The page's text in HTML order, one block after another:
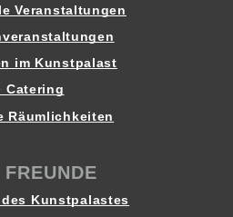
Veranstaltungen
im Kunstpalast
Catering
Räumlichkeiten
FREUNDE
Kunstpalastes